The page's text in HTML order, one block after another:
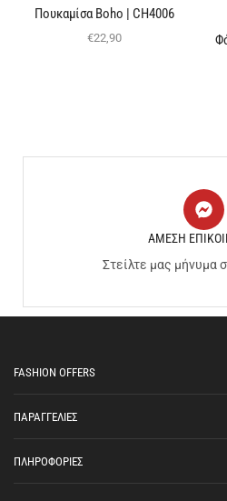
Πουκαμίσα Boho | CH4006
€22,90
ΑΜΕΣΗ
Στείλτε μας μήνυμα
FASHION OFFERS
ΠΑΡΑΓΓΕΛΙΕΣ
ΠΛΗΡΟΦΟΡΙΕΣ